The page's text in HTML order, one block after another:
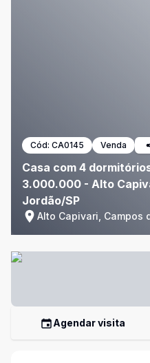
Cód: CA0145 Venda
Casa com 4
3.000.000 - Alto
Jordão/SP
Alto Capivari, Campos
Agendar visita